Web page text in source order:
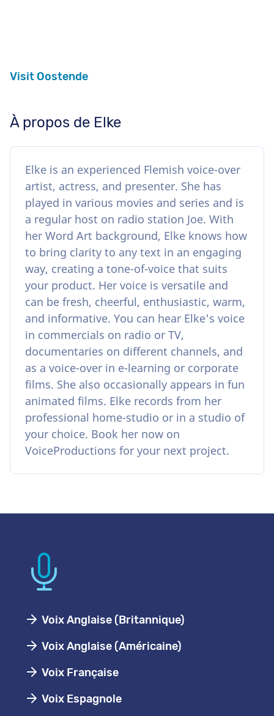
Visit Oostende
À propos de Elke
Elke is an experienced Flemish voice-over
artist, actress, and presenter. She has
played in various movies and series and is
a regular host on radio station Joe. With
her Word Art background, Elke knows how
to bring clarity to any text in an engaging
way, creating a tone-of-voice that suits
your product. Her voice is versatile and
can be fresh, cheerful, enthusiastic, warm,
and informative. You can hear Elke's voice
in commercials on radio or TV,
documentaries on different channels, and
as a voice-over in e-learning or corporate
films. She also occasionally appears in fun
animated films. Elke records from her
professional home-studio or in a studio of
your choice. Book her now on
VoiceProductions for your next project.
Voix Anglaise (Britannique)
Voix Anglaise (Américaine)
Voix Française
Voix Espagnole